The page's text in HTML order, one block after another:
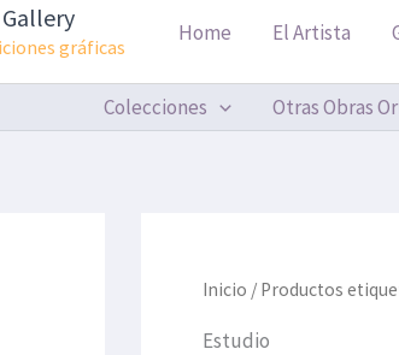
gráficas
Home El Artista
Colecciones Otras Obras
Inicio / Productos
Estudio